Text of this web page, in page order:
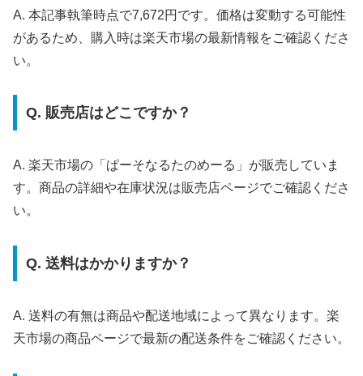
A. 本記事執筆時点で7,672円です。価格は変動する可能性
があるため、購入時は楽天市場の最新情報をご確認くださ
い。
Q. 販売店はどこですか？
A. 楽天市場の「ぱーそなるたのめーる」が販売していま
す。商品の詳細や在庫状況は販売店ページでご確認くださ
い。
Q. 送料はかかりますか？
A. 送料の有無は商品や配送地域によって異なります。楽
天市場の商品ページで最新の配送条件をご確認ください。